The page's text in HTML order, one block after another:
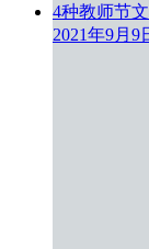
4种教师节
2021年9月9